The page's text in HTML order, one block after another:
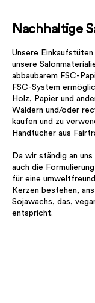
Nachhaltige
Unsere
unsere
abbaubarem FSC-
FSC-System
Holz, Papier und
Wäldern und/oder
kaufen und zu
Handtücher aus
Da wir ständig an
auch die
für eine
Kerzen bestehen,
Sojawachs, das,
entspricht.